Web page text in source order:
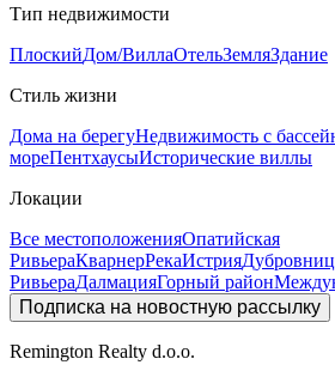
Тип недвижимости
ПлоскийДом/ВиллаОтельЗемляЗдание
Стиль жизни
Дома на берегуНедвижимость с
мореПентхаусыИсторические виллы
Локации
Все местоположенияОпатийская
РивьераКварнерРекаИстрия
РивьераДалмацияГорный район
Подписка на новостную рассылку
Remington Realty d.o.o.